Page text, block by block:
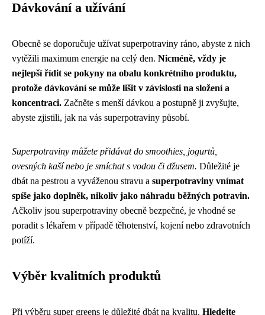
Dávkování a užívání
Obecně se doporučuje užívat superpotraviny ráno, abyste z nich
vytěžili maximum energie na celý den. Nicméně, vždy je
nejlepší řídit se pokyny na obalu konkrétního produktu,
protože dávkování se může lišit v závislosti na složení a
koncentraci. Začněte s menší dávkou a postupně ji zvyšujte,
abyste zjistili, jak na vás superpotraviny působí.
Superpotraviny můžete přidávat do smoothies, jogurtů,
ovesných kaší nebo je smíchat s vodou či džusem. Důležité je
dbát na pestrou a vyváženou stravu a superpotraviny vnímat
spíše jako doplněk, nikoliv jako náhradu běžných potravin.
Ačkoliv jsou superpotraviny obecně bezpečné, je vhodné se
poradit s lékařem v případě těhotenství, kojení nebo zdravotních
potíží.
Výběr kvalitních produktů
Při výběru super greens je důležité dbát na kvalitu. Hledejte